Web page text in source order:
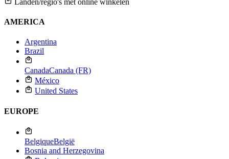
AMERICA
Argentina
Brazil
CanadaCanada (FR)
México
United States
EUROPE
BelgiqueBelgië
Bosnia and Herzegovina